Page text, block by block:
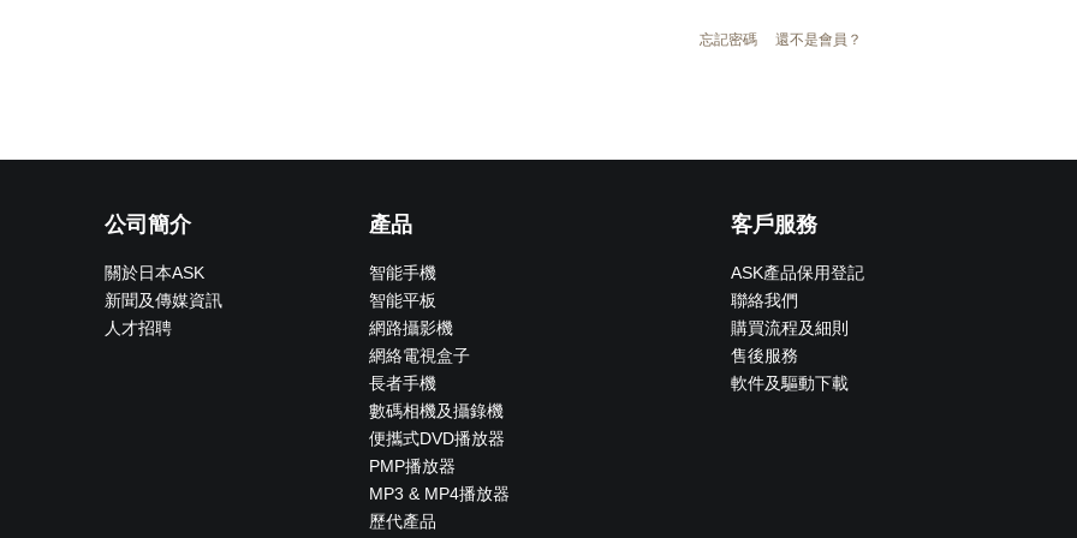
忘記密碼 還不是會員？
公司簡介
關於日本ASK
新聞及傳媒資訊
人才招聘
產品
智能手機
智能平板
網路攝影機
網絡電視盒子
長者手機
數碼相機及攝錄機
便攜式DVD播放器
PMP播放器
MP3 & MP4播放器
歷代產品
客戶服務
ASK產品保用登記
聯絡我們
購買流程及細則
售後服務
軟件及驅動下載